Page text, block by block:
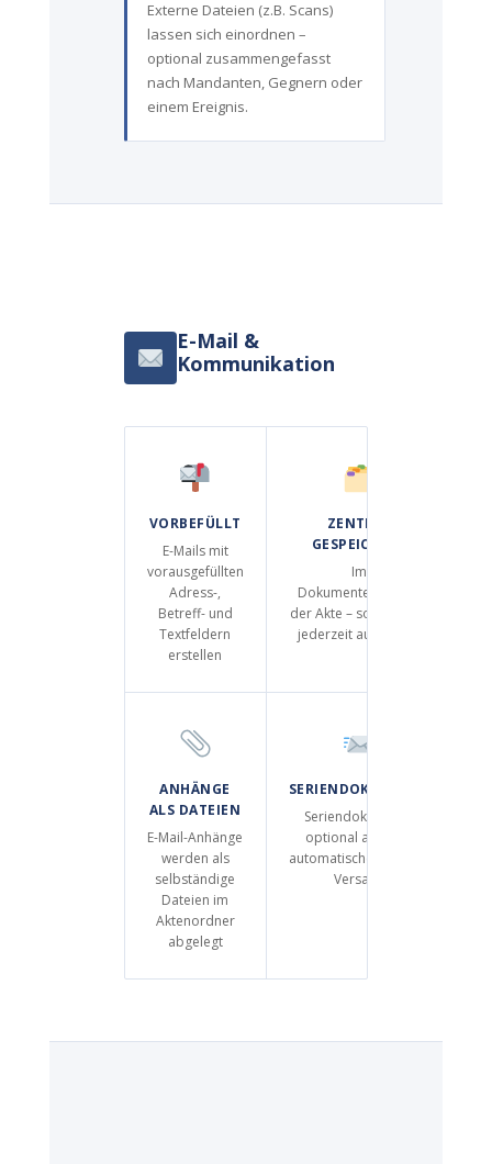
Externe Dateien (z.B. Scans)
lassen sich einordnen –
optional zusammengefasst
nach Mandanten, Gegnern oder
einem Ereignis.
E-Mail &
Kommunikation
VORBEFÜLLT
E-Mails mit
vorausgefüllten
Adress-,
Betreff- und
Textfeldern
erstellen
ZENTRAL
GESPEICHERT
Im
Dokumentenordner
der Akte – sortiert und
jederzeit auffindbar
ANHÄNGE
ALS DATEIEN
E-Mail-Anhänge
werden als
selbständige
Dateien im
Aktenordner
abgelegt
SERIENDOKUMENTE
Seriendokumente
optional auch mit
automatischem E-Mail-
Versand